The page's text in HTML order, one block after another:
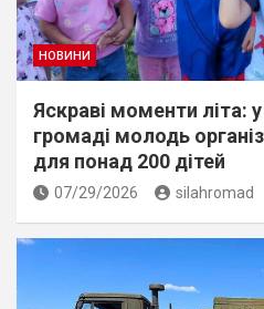
НОВИНИ
Яскраві моменти літа:
громаді молодь
для понад 200 дітей
07/29/2026 silahromad